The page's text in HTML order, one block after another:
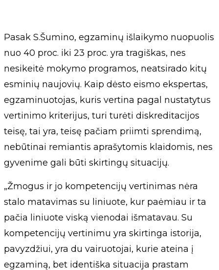
Pasak S.Šumino, egzaminų išlaikymo nuopuolis
nuo 40 proc. iki 23 proc. yra tragiškas, nes
nesikeitė mokymo programos, neatsirado kitų
esminių naujovių. Kaip dėsto eismo ekspertas,
egzaminuotojas, kuris vertina pagal nustatytus
vertinimo kriterijus, turi turėti diskreditacijos
teisę, tai yra, teisę pačiam priimti sprendimą,
nebūtinai remiantis aprašytomis klaidomis, nes
gyvenime gali būti skirtingų situacijų.
„Žmogus ir jo kompetencijų vertinimas nėra
stalo matavimas su liniuote, kur paėmiau ir ta
pačia liniuote viską vienodai išmatavau. Su
kompetencijų vertinimu yra skirtinga istorija,
pavyzdžiui, yra du vairuotojai, kurie ateina į
egzaminą, bet identiška situacija prastam